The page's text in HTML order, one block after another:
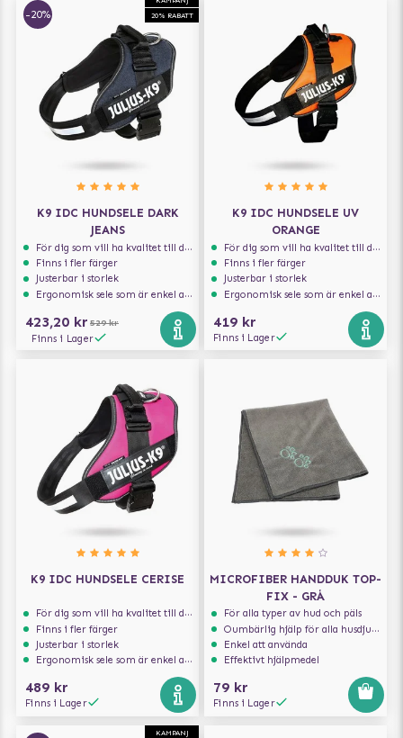
20% RABATT
-20%
K9 IDC HUNDSELE DARK
JEANS
För dig som vill ha kvalitet till din hund!
Finns i fler färger
Justerbar i storlek
Ergonomisk sele som är enkel att ta på och av
423,20 kr 529 kr
Finns i Lager
K9 IDC HUNDSELE UV
ORANGE
För dig som vill ha kvalitet till din hund!
Finns i fler färger
Justerbar i storlek
Ergonomisk sele som är enkel att ta på och av
419 kr
Finns i Lager
K9 IDC HUNDSELE CERISE
För dig som vill ha kvalitet till din hund!
Finns i fler färger
Justerbar i storlek
Ergonomisk sele som är enkel att ta på och av
489 kr
Finns i Lager
MICROFIBER HANDDUK TOP-
FIX - GRÅ
För alla typer av hud och päls
Oumbärlig hjälp för alla husdjursägare
Enkel att använda
Effektivt hjälpmedel
79 kr
Finns i Lager
KAMPANJ